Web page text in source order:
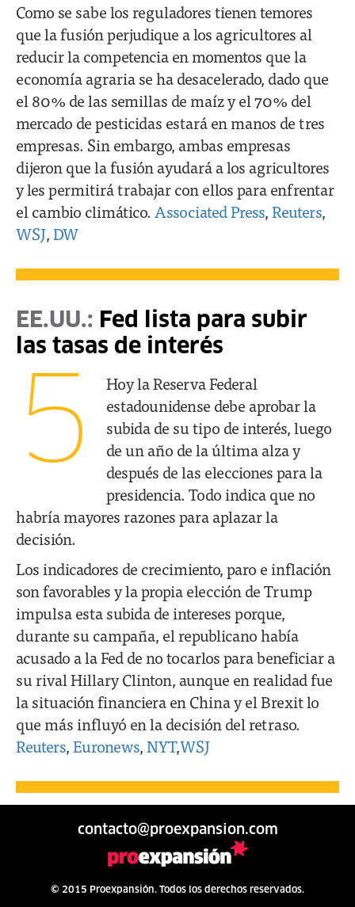
Como se sabe los reguladores tienen temores
que la fusión perjudique a los agricultores al
reducir la competencia en momentos que la
economía agraria se ha desacelerado, dado que
el 80% de las semillas de maíz y el 70% del
mercado de pesticidas estará en manos de tres
empresas. Sin embargo, ambas empresas
dijeron que la fusión ayudará a los agricultores
y les permitirá trabajar con ellos para enfrentar
el cambio climático. Associated Press, Reuters,
WSJ, DW
EE.UU.: Fed lista para subir
las tasas de interés
5
Hoy la Reserva Federal
estadounidense debe aprobar la
subida de su tipo de interés, luego
de un año de la última alza y
después de las elecciones para la
presidencia. Todo indica que no
habría mayores razones para aplazar la
decisión.
Los indicadores de crecimiento, paro e inflación
son favorables y la propia elección de Trump
impulsa esta subida de intereses porque,
durante su campaña, el republicano había
acusado a la Fed de no tocarlos para beneficiar a
su rival Hillary Clinton, aunque en realidad fue
la situación financiera en China y el Brexit lo
que más influyó en la decisión del retraso.
Reuters,Euronews,NYT,WSJ
contacto@proexpansion.com
© 2015 Proexpansión. Todos los derechos reservados.